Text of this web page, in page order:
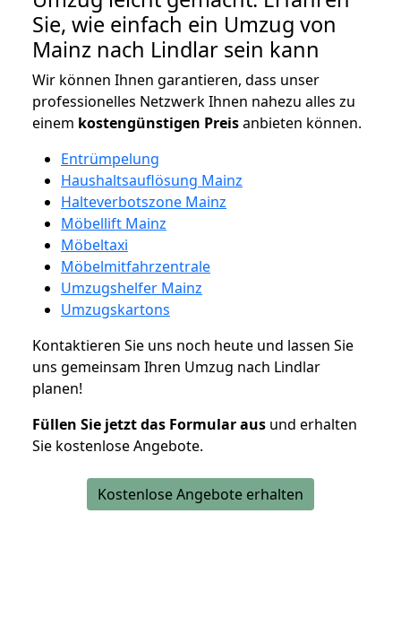
Sie, wie einfach ein Umzug von
Mainz nach Lindlar sein kann
Wir können Ihnen garantieren, dass unser
professionelles Netzwerk Ihnen nahezu alles zu
einem kostengünstigen Preisanbieten können.
Entrümpelung
Haushaltsauflösung Mainz
Halteverbotszone Mainz
Möbellift Mainz
Möbeltaxi
Möbelmitfahrzentrale
Umzugshelfer Mainz
Umzugskartons
Kontaktieren Sie uns noch heute und lassen Sie
uns gemeinsam Ihren Umzug nach Lindlar
planen!
Füllen Sie jetzt das Formular aus und erhalten
Sie kostenlose Angebote.
Kostenlose Angebote erhalten